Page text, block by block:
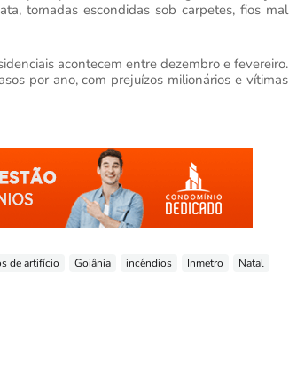
tomadas escondidas sob carpetes, fios mal
acontecem entre dezembro e fevereiro.
por ano, com prejuízos milionários e vítimas
de artifício Goiânia incêndios Inmetro
Natal